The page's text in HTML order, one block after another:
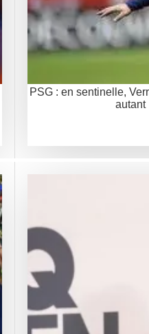
PSG : en sentinelle,
autant